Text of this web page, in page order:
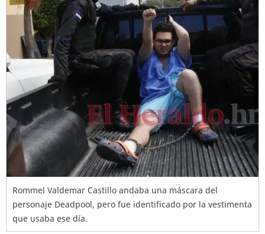
Rommel Valdemar Castillo andaba una máscara del
personaje Deadpool, pero fue identificado por la vestimenta
que usaba ese día.